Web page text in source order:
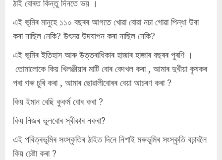
ঠাই বোৰত কিন্তু দিনতে ভয় ।
এই ভূমিৰ মানুহে ১১০ বছৰৰ আগতে খোৱা বোৱা নচা গোৱা পিন্ধা উৰা
কৰা নাছিল নেকি? উৎসৱ উদযাপন কৰা নাছিল নেকি?
এই ভূমিৰ ইতিহাস আৰু উত্তৰাধিকাৰ হাজাৰ হাজাৰ বছৰৰ পুৰণি ।
তোমালোকে কিয় খিলঞ্জীয়াৰ মাটি বোৰ বেদখল কৰা , আমাৰ দুখীয়া কৃষকৰ
পৰা গৰু চুৰি কৰা , আমাৰ ছোৱালীবোৰৰ বেয়া আচৰণ কৰা ?
কিয় ইমান বেছি কুকৰ্ম বোৰ কৰা ?
কিয় নিজৰ ভূলবোৰ স্বীকাৰ নকৰা?
এই পবিত্ৰভূমিৰ সংস্কৃতিৰ ঠাইত দিনে নিশাই মৰুভূমিৰ সংস্কৃতি বঢ়াবলৈ
কিয় চেষ্টা কৰা ?